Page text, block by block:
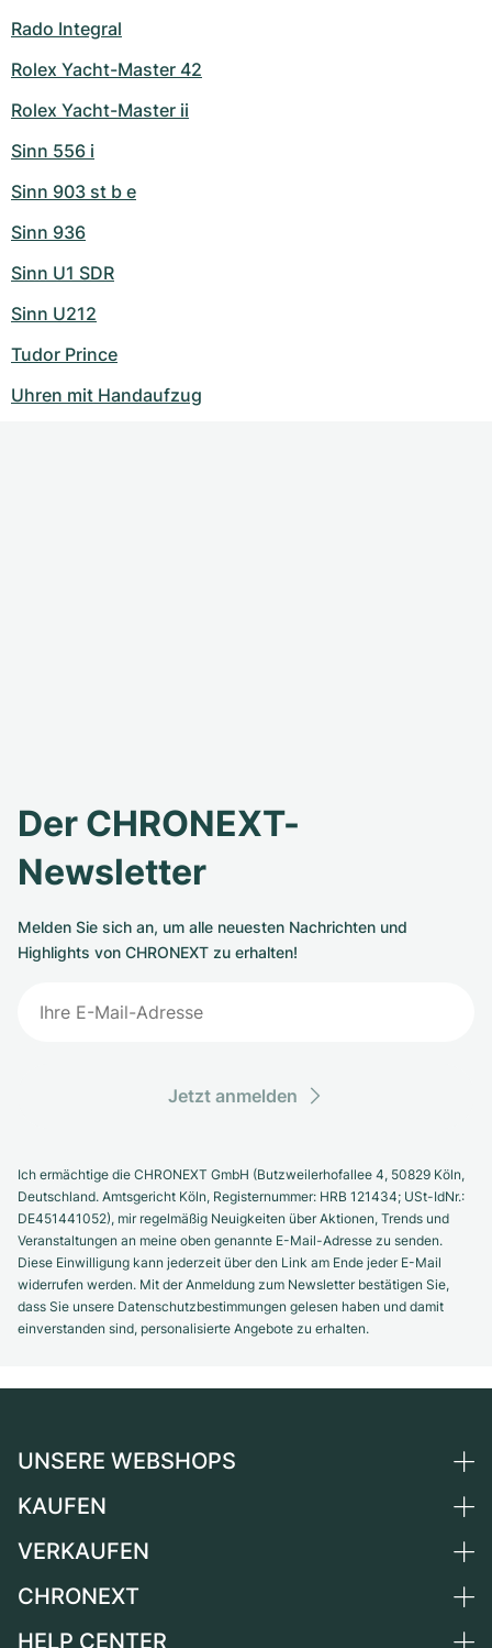
Rado Integral
Rolex Yacht-Master 42
Rolex Yacht-Master ii
Sinn 556 i
Sinn 903 st b e
Sinn 936
Sinn U1 SDR
Sinn U212
Tudor Prince
Uhren mit Handaufzug
Der CHRONEXT-
Newsletter
Melden Sie sich an, um alle neuesten Nachrichten und
Highlights von CHRONEXT zu erhalten!
Jetzt anmelden
Ich ermächtige die CHRONEXT GmbH (Butzweilerhofallee 4, 50829 Köln,
Deutschland. Amtsgericht Köln, Registernummer: HRB 121434; USt-IdNr.:
DE451441052), mir regelmäßig Neuigkeiten über Aktionen, Trends und
Veranstaltungen an meine oben genannte E-Mail-Adresse zu senden.
Diese Einwilligung kann jederzeit über den Link am Ende jeder E-Mail
widerrufen werden. Mit der Anmeldung zum Newsletter bestätigen Sie,
dass Sie unsere Datenschutzbestimmungen gelesen haben und damit
einverstanden sind, personalisierte Angebote zu erhalten.
UNSERE WEBSHOPS
Deutschland
Schweiz
Frankreich
KAUFEN
Alle Luxusuhren
VERKAUFEN
Uhr verkaufen
CHRONEXT
Über uns
HELP CENTER